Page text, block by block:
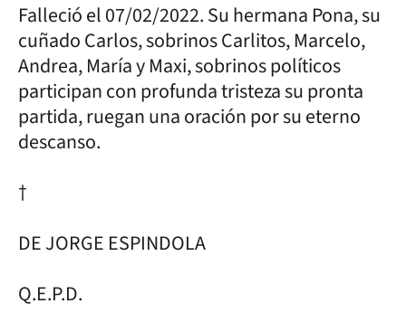
Falleció el 07/02/2022. Su hermana Pona, su
cuñado Carlos, sobrinos Carlitos, Marcelo,
Andrea, María y Maxi, sobrinos políticos
participan con profunda tristeza su pronta
partida, ruegan una oración por su eterno
descanso.
†
DE JORGE ESPINDOLA
Q.E.P.D.